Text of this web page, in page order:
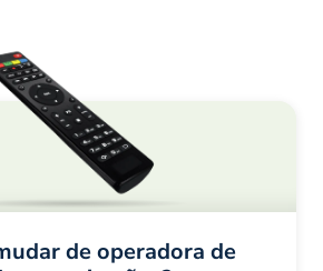
de operadora de